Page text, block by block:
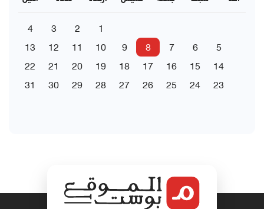
1
2
3
4
5
6
7
8
9
10
11
12
13
14
15
16
17
18
19
20
21
22
23
24
25
26
27
28
29
30
31